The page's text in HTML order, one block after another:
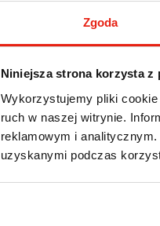
Zgoda
Niniejsza strona korzysta z
Wykorzystujemy pliki
ruch w naszej witrynie.
reklamowym i
uzyskanymi podczas